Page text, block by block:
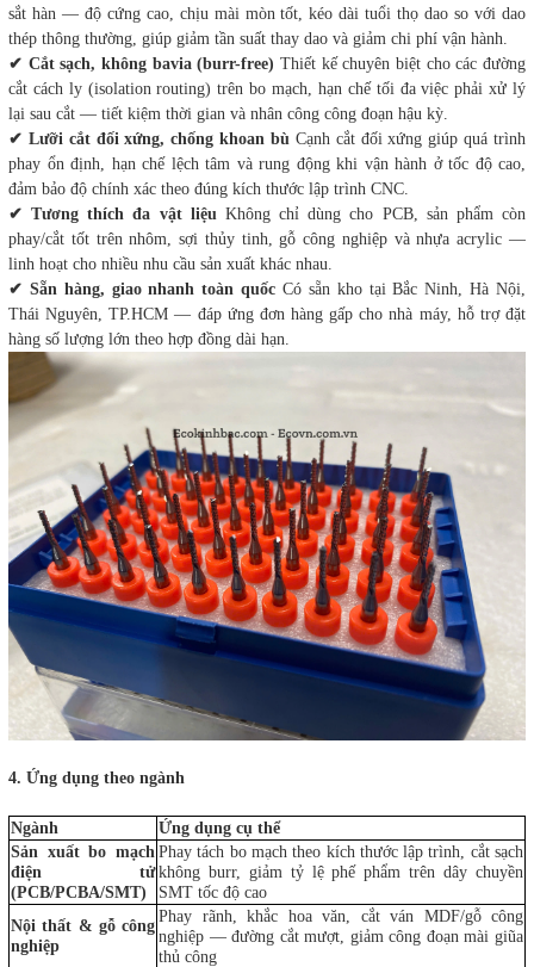
sắt hàn — độ cứng cao, chịu mài mòn tốt, kéo dài tuổi thọ dao so với dao
thép thông thường, giúp giảm tần suất thay dao và giảm chi phí vận hành.
✔ Cắt sạch, không bavia (burr-free) Thiết kế chuyên biệt cho các đường
cắt cách ly (isolation routing) trên bo mạch, hạn chế tối đa việc phải xử lý
lại sau cắt — tiết kiệm thời gian và nhân công công đoạn hậu kỳ.
✔ Lưỡi cắt đối xứng, chống khoan bù Cạnh cắt đối xứng giúp quá trình
phay ổn định, hạn chế lệch tâm và rung động khi vận hành ở tốc độ cao,
đảm bảo độ chính xác theo đúng kích thước lập trình CNC.
✔ Tương thích đa vật liệuKhông chỉ dùng cho PCB, sản phẩm còn
phay/cắt tốt trên nhôm, sợi thủy tinh, gỗ công nghiệp và nhựa acrylic —
linh hoạt cho nhiều nhu cầu sản xuất khác nhau.
✔ Sẵn hàng, giao nhanh toàn quốc Có sẵn kho tại Bắc Ninh, Hà Nội,
Thái Nguyên, TP.HCM — đáp ứng đơn hàng gấp cho nhà máy, hỗ trợ đặt
hàng số lượng lớn theo hợp đồng dài hạn.
4. Ứng dụng theo ngành
Ngành
Ứng dụng cụ thể
Sản xuất bo mạch
điện tử
(PCB/PCBA/SMT)
Phay tách bo mạch theo kích thước lập trình, cắt sạch
không burr, giảm tỷ lệ phế phẩm trên dây chuyền
SMT tốc độ cao
Nội thất & gỗ công
nghiệp
Phay rãnh, khắc hoa văn, cắt ván MDF/gỗ công
nghiệp — đường cắt mượt, giảm công đoạn mài giũa
thủ công